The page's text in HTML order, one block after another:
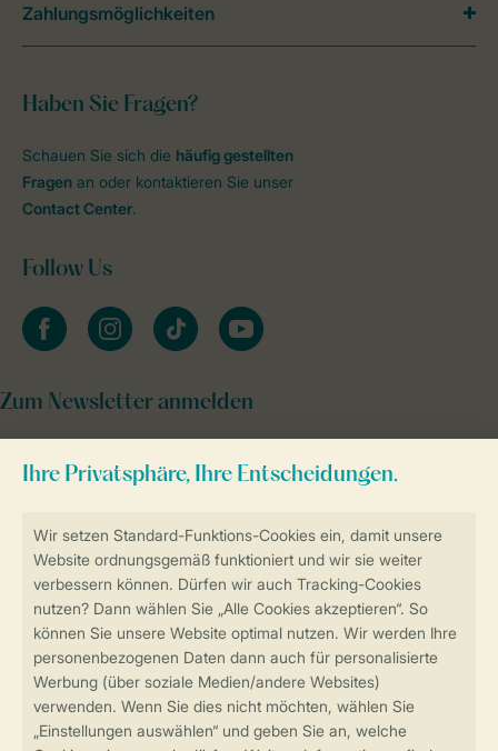
Sicher und schnell zur Online-Buchung
Sichere Datenübertragung
Sicheres Bezahlen
Haben Sie Fragen?
Schauen Sie sich die häufig gestellten
Fragen an oder kontaktieren Sie unser
Contact Center.
Follow Us
facebookinstagramtiktok youtube
Zum Newsletter anmelden
Zahlungsmöglichkeiten